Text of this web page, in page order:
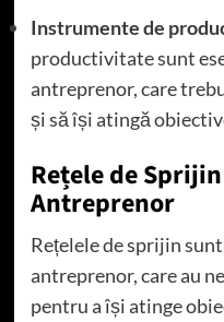
Instrumente de
productivitate sunt
antreprenor, care
și să își atingă
Rețele de
Antreprenor
Rețelele de sprijin
antreprenor, care au
pentru a își atinge